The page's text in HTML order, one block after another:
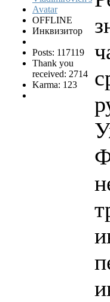
OFFLINE
Инквизитор
Posts: 117119
Thank you
received: 2714
Karma: 123